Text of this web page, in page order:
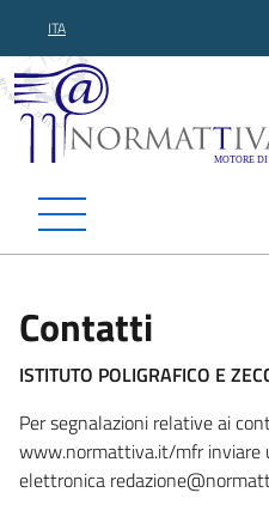
ITA
Normattiva
Contatti
ISTITUTO POLIGRAFICO E
Per segnalazioni relative ai
www.normattiva.it/mfr inviare
elettronica redazio